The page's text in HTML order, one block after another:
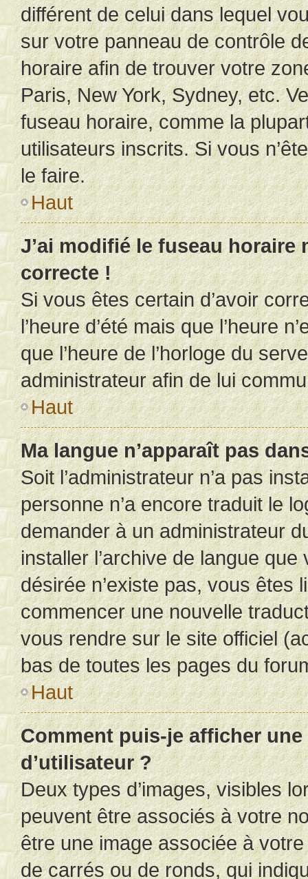
différent de celui dans lequel
sur votre panneau de contrôle
horaire afin de trouver votre
Paris, New York, Sydney, etc.
fuseau horaire, comme la
utilisateurs inscrits. Si vous
le faire.
Haut
J’ai modifié le fuseau horaire
correcte !
Si vous êtes certain d’avoir
l’heure d’été mais que l’heure
que l’heure de l’horloge du
administrateur afin de lui
Haut
Ma langue n’apparaît pas
Soit l’administrateur n’a pas
personne n’a encore traduit le
demander à un administrateur
installer l’archive de langue
désirée n’existe pas, vous êtes
commencer une nouvelle
vous rendre sur le site officiel
bas de toutes les pages du
Haut
Comment puis-je afficher
d’utilisateur ?
Deux types d’images, visibles
peuvent être associés à votre
être une image associée à
de carrés ou de ronds, qui